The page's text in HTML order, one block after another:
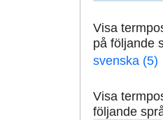
Visa
på följande
svenska (5)
Visa
följande